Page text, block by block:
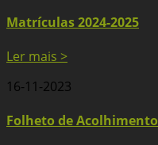
Matrículas 2024-2025
Ler mais >
16-11-2023
Folheto de Acolhimento